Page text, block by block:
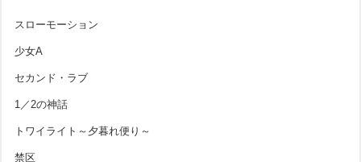
スローモーション
少女A
セカンド・ラブ
1／2の神話
トワイライト～夕暮れ便り～
禁区